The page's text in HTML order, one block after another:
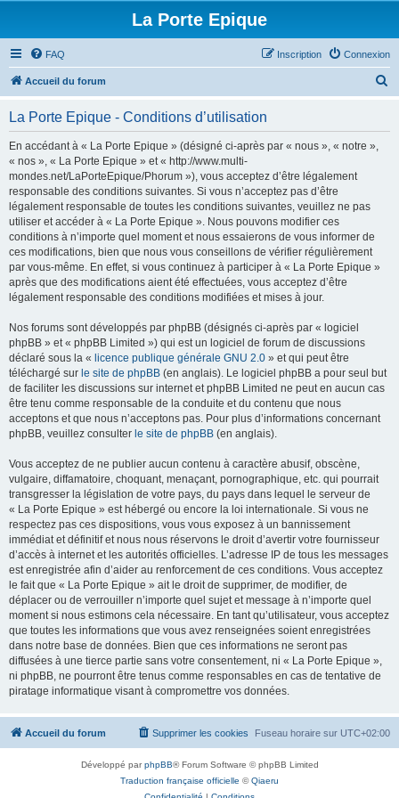
La Porte Epique
FAQ Connexion
Inscription
Accueil du forum
La Porte Epique - Conditions d’utilisation
En accédant à « La Porte Epique » (désigné ci-après par « nous », « notre »,
« nos », « La Porte Epique » et « http://www.multi-
mondes.net/LaPorteEpique/Phorum »), vous acceptez d’être légalement
responsable des conditions suivantes. Si vous n’acceptez pas d’être
légalement responsable de toutes les conditions suivantes, veuillez ne pas
utiliser et accéder à « La Porte Epique ». Nous pouvons modifier ces
conditions à n’importe quel moment et nous essaierons de vous informer de
ces modifications, bien que nous vous conseillons de vérifier régulièrement
par vous-même. En effet, si vous continuez à participer à « La Porte Epique »
après que des modifications aient été effectuées, vous acceptez d’être
légalement responsable des conditions modifiées et mises à jour.
Nos forums sont développés par phpBB (désignés ci-après par « logiciel
phpBB » et « phpBB Limited ») qui est un logiciel de forum de discussions
déclaré sous la « licence publique générale GNU 2.0 » et qui peut être
téléchargé sur le site de phpBB (en anglais). Le logiciel phpBB a pour seul but
de faciliter les discussions sur internet et phpBB Limited ne peut en aucun cas
être tenu comme responsable de la conduite et du contenu que nous
acceptons et que nous n’acceptons pas. Pour plus d’informations concernant
phpBB, veuillez consulter le site de phpBB (en anglais).
Vous acceptez de ne publier aucun contenu à caractère abusif, obscène,
vulgaire, diffamatoire, choquant, menaçant, pornographique, etc. qui pourrait
transgresser la législation de votre pays, du pays dans lequel le serveur de
« La Porte Epique » est hébergé ou encore la loi internationale. Si vous ne
respectez pas ces dispositions, vous vous exposez à un bannissement
immédiat et définitif et nous nous réservons le droit d’avertir votre fournisseur
d’accès à internet et les autorités officielles. L’adresse IP de tous les messages
est enregistrée afin d’aider au renforcement de ces conditions. Vous acceptez
le fait que « La Porte Epique » ait le droit de supprimer, de modifier, de
déplacer ou de verrouiller n’importe quel sujet et message à n’importe quel
moment si nous estimons cela nécessaire. En tant qu’utilisateur, vous acceptez
que toutes les informations que vous avez renseignées soient enregistrées
dans notre base de données. Bien que ces informations ne seront pas
diffusées à une tierce partie sans votre consentement, ni « La Porte Epique »,
ni phpBB, ne pourront être tenus comme responsables en cas de tentative de
piratage informatique visant à compromettre vos données.
Accueil du forum Fuseau horaire sur UTC+02:00
Supprimer les cookies
Développé parphpBB® Forum Software © phpBB Limited
Traduction française officielle ©Qiaeru